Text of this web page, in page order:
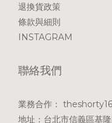
退換貨政策
條款與細則
INSTAGRAM
聯絡我們
業務合作：
地址：台北市信義區基